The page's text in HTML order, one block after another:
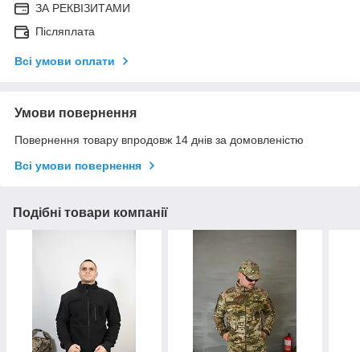
ЗА РЕКВІЗИТАМИ
Післяплата
Всі умови оплати
Умови повернення
Повернення товару впродовж 14 днів за домовленістю
Всі умови повернення
Подібні товари компанії